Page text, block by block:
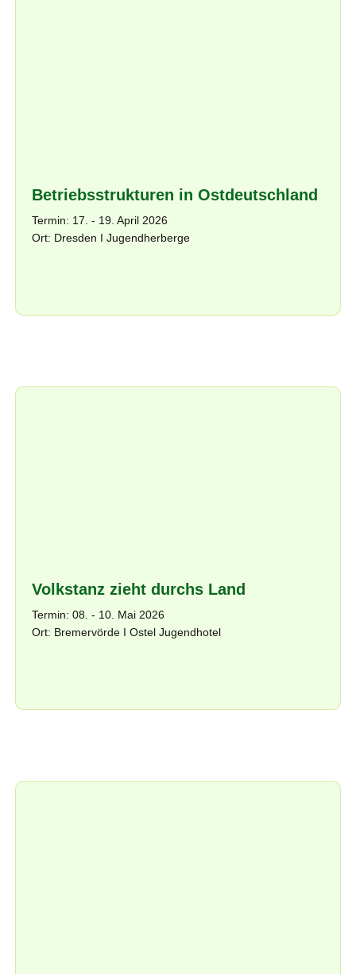
Betriebsstrukturen in Ostdeutschland
Termin: 17. - 19. April 2026
Ort: Dresden I Jugendherberge
Volkstanz zieht durchs Land
Termin: 08. - 10. Mai 2026
Ort: Bremervörde I Ostel Jugendhotel